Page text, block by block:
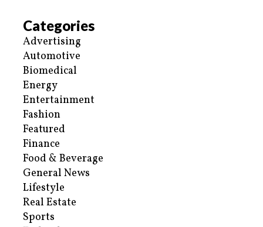
Categories
Advertising
Automotive
Biomedical
Energy
Entertainment
Fashion
Featured
Finance
Food & Beverage
General News
Lifestyle
Real Estate
Sports